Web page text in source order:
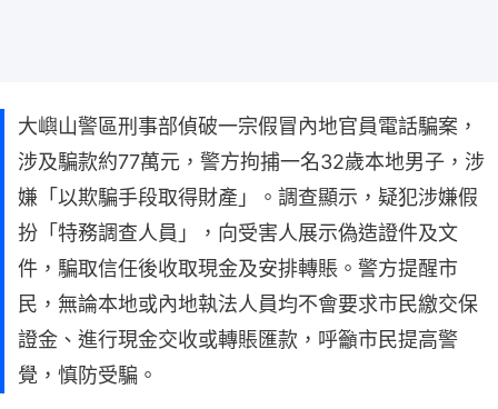
大嶼山警區刑事部偵破一宗假冒內地官員電話騙案，
涉及騙款約77萬元，警方拘捕一名32歲本地男子，涉
嫌「以欺騙手段取得財產」。調查顯示，疑犯涉嫌假
扮「特務調查人員」，向受害人展示偽造證件及文
件，騙取信任後收取現金及安排轉賬。警方提醒市
民，無論本地或內地執法人員均不會要求市民繳交保
證金、進行現金交收或轉賬匯款，呼籲市民提高警
覺，慎防受騙。